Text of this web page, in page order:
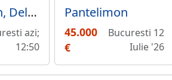
Pantelimon, Delfinului,
azi;
12:50
Pantelimon
45.000
€
Bucuresti 12
Iulie '26